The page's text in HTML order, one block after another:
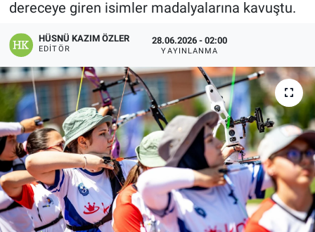
dereceye giren isimler madalyalarına kavuştu.
HÜSNÜ KAZIM ÖZLER
EDITÖR
28.06.2026 - 02:00
YAYINLANMA
Son Dakika
Spor
Uşak Haberleri